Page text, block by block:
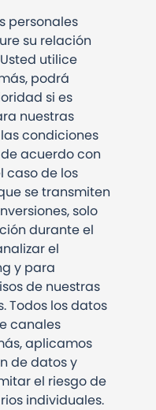
personales
su relación
utilice
podrá
si es
nuestras
condiciones
acuerdo con
caso de los
se transmiten
solo
durante el
el
y para
de nuestras
Todos los datos
canales
aplicamos
de datos y
el riesgo de
individuales.